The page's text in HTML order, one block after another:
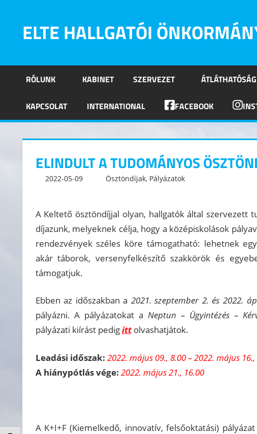
contentELTE HALLGATÓI
Loránd
Tudományegyetem
Önkormányzatának
hivatalos
RÓLUNK KABINET SZERVEZET ÁTLÁTHATÓSÁG
KAPCSOLAT INTERNATIONAL FACEBOOK
ELINDULT A TUDOMÁNYOS
2022-05-09 kommunikacio
Ösztöndíjak, Pályázatok
A Keltető ösztöndíjjal olyan, hallgatók által
díjazunk, melyeknek célja, hogy a középiskolások
rendezvények széles köre támogatható: lehetnek
akár táborok, versenyfelkészítő szakkörök és
támogatjuk.
Ebben az időszakban a 2021. szeptember 2. és 2022.
pályázni. A pályázatokat aNeptun – Ügyintézés –
pályázati kiírást pedigitt olvashatjátok.
Leadási időszak: 2022. május 09., 8.00 – 2022. május 16.,
A hiánypótlás vége: 2022. május 21., 16.00
A K+I+F (Kiemelkedő, innovatív, felsőoktatási)